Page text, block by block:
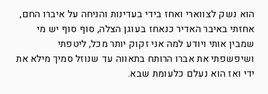
הוא נשק לצווארי ואחז בידי בעדינות והניחה על איברו החם,
אחזתי באיבר האדיר כנאחז בעוגן הצלה, סוף סוף יש מי
שמבין אותי ויודע למה אני זקוק יותר מכל, ליטפתי
ושיפשפתי את אברו הרותח בתאווה עד שנוזל סמיך מילא את
ידי ואז הוא נעלם כלעומת שבא.